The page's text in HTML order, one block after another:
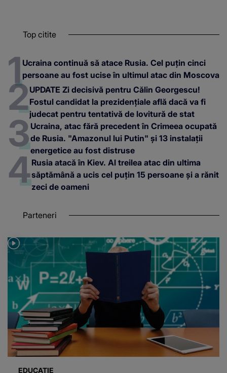
Top citite
Ucraina continuă să atace Rusia. Cel puțin cinci
persoane au fost ucise în ultimul atac din Moscova
UPDATE Zi decisivă pentru Călin Georgescu!
Fostul candidat la prezidențiale află dacă va fi
judecat pentru tentativă de lovitură de stat
Ucraina, atac fără precedent în Crimeea ocupată
de Rusia. "Amazonul lui Putin" și 13 instalații
energetice au fost distruse
Rusia atacă în Kiev. Al treilea atac din ultima
săptămână a ucis cel puțin 15 persoane și a rănit
zeci de oameni
Parteneri
EDUCAȚIE